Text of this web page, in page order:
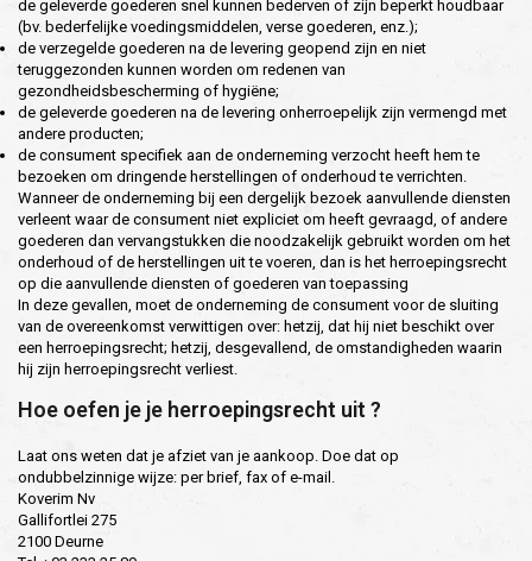
de geleverde goederen snel kunnen bederven of zijn beperkt houdbaar
(bv. bederfelijke voedingsmiddelen, verse goederen, enz.);
de verzegelde goederen na de levering geopend zijn en niet
teruggezonden kunnen worden om redenen van
gezondheidsbescherming of hygiëne;
de geleverde goederen na de levering onherroepelijk zijn vermengd met
andere producten;
de consument specifiek aan de onderneming verzocht heeft hem te
bezoeken om dringende herstellingen of onderhoud te verrichten.
Wanneer de onderneming bij een dergelijk bezoek aanvullende diensten
verleent waar de consument niet expliciet om heeft gevraagd, of andere
goederen dan vervangstukken die noodzakelijk gebruikt worden om het
onderhoud of de herstellingen uit te voeren, dan is het herroepingsrecht
op die aanvullende diensten of goederen van toepassing
In deze gevallen, moet de onderneming de consument voor de sluiting
van de overeenkomst verwittigen over: hetzij, dat hij niet beschikt over
een herroepingsrecht; hetzij, desgevallend, de omstandigheden waarin
hij zijn herroepingsrecht verliest.
Hoe oefen je je herroepingsrecht uit ?
Laat ons weten dat je afziet van je aankoop. Doe dat op
ondubbelzinnige wijze: per brief, fax of e-mail.
Koverim Nv
Gallifortlei 275
2100 Deurne